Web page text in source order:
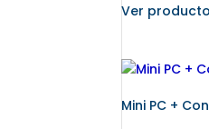
Ver producto
Mini PC +